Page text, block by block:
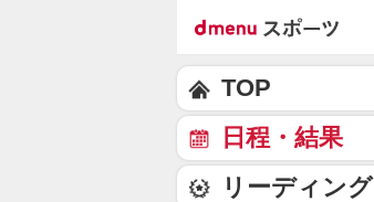
TOP
日程・結果
リーディング